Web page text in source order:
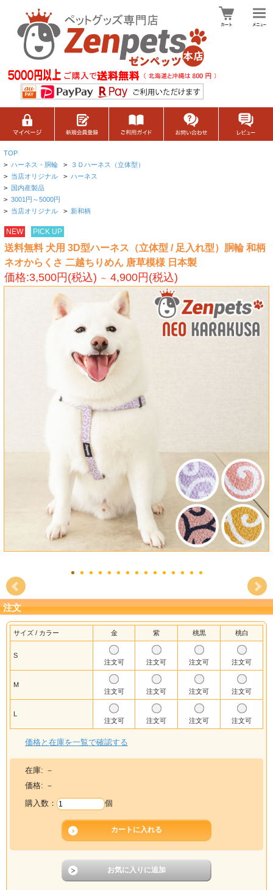
TOP
> ハーネス・胴輪 > ３Ｄハーネス（立体型）
> 当店オリジナル > ハーネス
> 国内産製品
> 3001円～5000円
> 当店オリジナル > 新和柄
NEW PICK UP
送料無料 犬用 3D型ハーネス（立体型 / 足入れ型）胴輪 和柄
ネオからくさ 二越ちりめん 唐草模様 日本製
価格:3,500円(税込) ～ 4,900円(税込)
注文
サイズ / カラー 金 紫 桃黒 桃白
S
注文可
注文可 注文可 注文可
M
注文可
注文可 注文可 注文可
L
注文可
注文可 注文可 注文可
価格と在庫を一覧で確認する
在庫: －
価格: －
購入数：
個